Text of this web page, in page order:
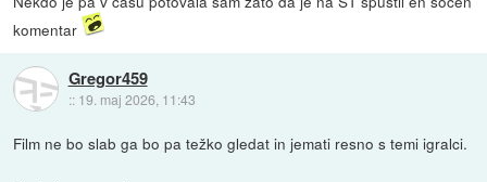
komentar
Gregor459
:: 19. maj 2026, 11:43
Film ne bo slab ga bo pa težko gledat in jemati resno s temi igralci.